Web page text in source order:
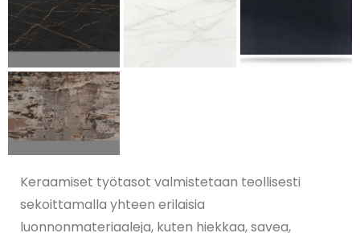
Keraamiset työtasot valmistetaan teollisesti
sekoittamalla yhteen erilaisia
luonnonmateriaaleja, kuten hiekkaa, savea,